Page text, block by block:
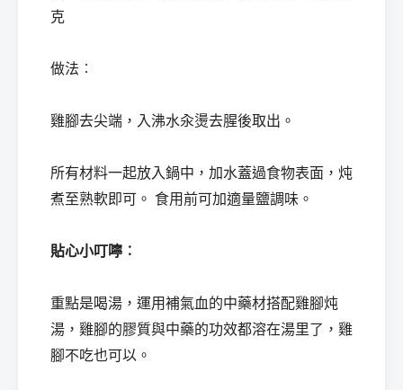
克
做法︰
雞腳去尖端，入沸水汆燙去腥後取出。
所有材料一起放入鍋中，加水蓋過食物表面，炖
煮至熟軟即可。 食用前可加適量鹽調味。
貼心小叮嚀︰
重點是喝湯，運用補氣血的中藥材搭配雞腳炖
湯，雞腳的膠質與中藥的功效都溶在湯里了，雞
腳不吃也可以。